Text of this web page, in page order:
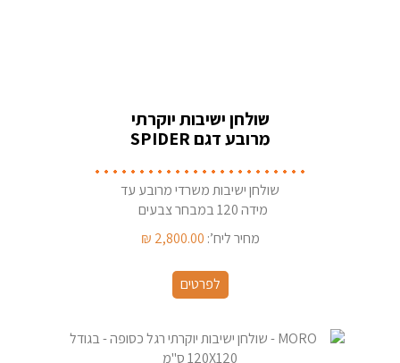
שולחן ישיבות יוקרתי
מרובע דגם SPIDER
שולחן ישיבות משרדי מרובע עד
מידה 120 במבחר צבעים
מחיר ליח’: 2,800.00
₪
לפרטים